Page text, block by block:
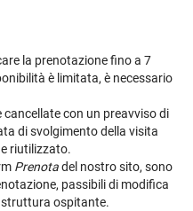
la prenotazione fino a 7
è limitata, è necessario
con un preavviso di
di svolgimento della visita
riutilizzato.
Prenotadel nostro sito, sono
passibili di modifica
ospitante.